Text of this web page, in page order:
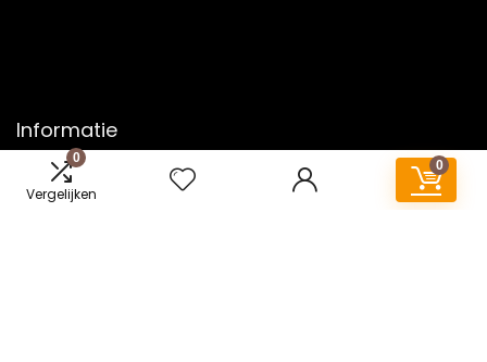
0
Vergelijken
0
Informatie
Contact